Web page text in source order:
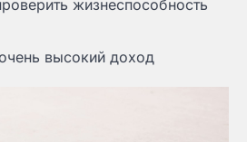
жизнеспособность
высокий доход